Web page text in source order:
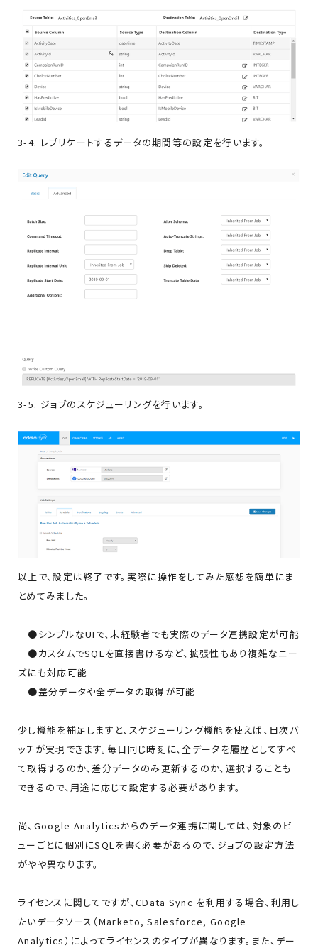
3-4. レプリケートするデータの期間等の設定を行います。
3-5. ジョブのスケジューリングを行います。
以上で、設定は終了です。実際に操作をしてみた感想を簡単にま
とめてみました。
●シンプルなUIで、未経験者でも実際のデータ連携設定が可能
●カスタムでSQLを直接書けるなど、拡張性もあり複雑なニー
ズにも対応可能
●差分データや全データの取得が可能
少し機能を補足しますと、スケジューリング機能を使えば、日次バ
ッチが実現できます。毎日同じ時刻に、全データを履歴としてすべ
て取得するのか、差分データのみ更新するのか、選択することも
できるので、用途に応じて設定する必要があります。
尚、Google Analyticsからのデータ連携に関しては、対象のビ
ューごとに個別にSQLを書く必要があるので、ジョブの設定方法
がやや異なります。
ライセンスに関してですが、CData Sync を利用する場合、利用し
たいデータソース（Marketo, Salesforce, Google
Analytics）によってライセンスのタイプが異なります。また、デー